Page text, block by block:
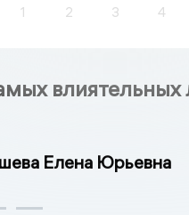
1 2 3 4
Елена Юрьевна